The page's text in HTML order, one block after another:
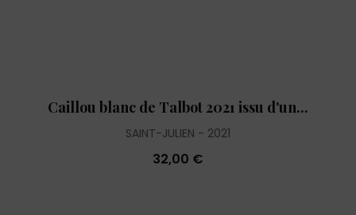
Caillou blanc de Talbot 2021 issu d'un...
SAINT-JULIEN 2021
32,00 €